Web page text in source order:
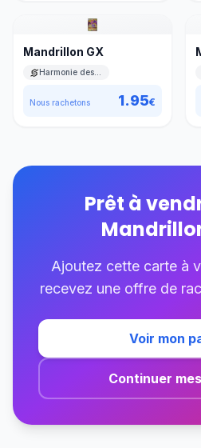
Mandrillon GX
Nous rachetons 1.95€
Prêt à
Ajoutez cette carte à
recevez une offre de
Voir mon
Continuer